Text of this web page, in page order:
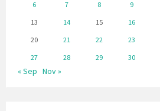
6
7 8 9
13
14 15 16
20
21 22 23
27
28 29 30
« Sep Nov »